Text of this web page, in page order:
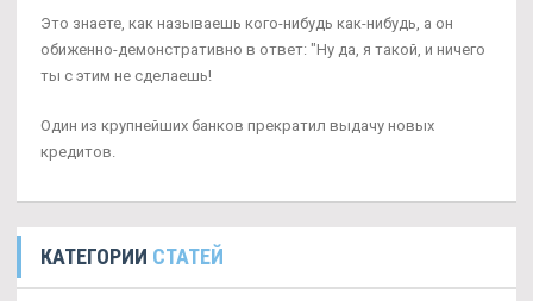
Это знаете, как называешь кого-нибудь как-нибудь, а он
обиженно-демонстративно в ответ: "Ну да, я такой, и ничего
ты с этим не сделаешь!
Один из крупнейших банков прекратил выдачу новых
кредитов.
КАТЕГОРИИ СТАТЕЙ